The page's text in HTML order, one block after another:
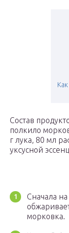
Состав
полкило
г лука, 80 мл
уксусной
Сначала
морковка.